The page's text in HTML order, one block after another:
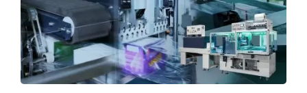
面，進一步提升品牌辨識度和消費者注意力。此外，
POF熱縮膜與PET熱縮膜為環保包裝材料，本源興之
PET收縮膜全面添加10%PCR材料，不影響收縮品質
與效果，協助企業實現綠色包裝和永續生產的目標。收
縮包裝材料不僅為產品提供保護性，還能幫助品牌在市